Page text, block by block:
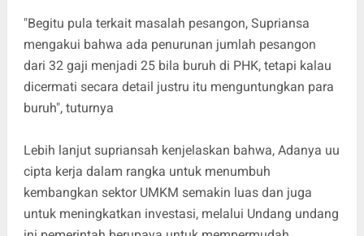
"Begitu pula terkait masalah pesangon, Supriansa
mengakui bahwa ada penurunan jumlah pesangon
dari 32 gaji menjadi 25 bila buruh di PHK, tetapi kalau
dicermati secara detail justru itu menguntungkan para
buruh", tuturnya
Lebih lanjut supriansah kenjelaskan bahwa, Adanya uu
cipta kerja dalam rangka untuk menumbuh
kembangkan sektor UMKM semakin luas dan juga
untuk meningkatkan investasi, melalui Undang undang